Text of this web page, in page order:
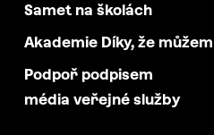
Samet na školách
Akademie Díky, že můžem
Podpoř podpisem
média veřejné služby